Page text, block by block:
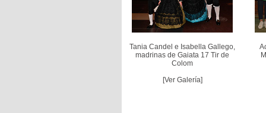
Tania Candel e Isabella Gallego,
madrinas de Gaiata 17 Tir de
Colom
[Ver Galería]